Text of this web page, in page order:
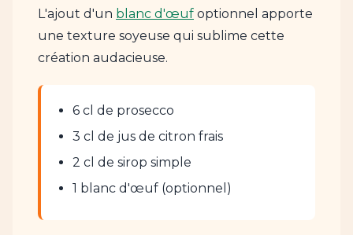
L'ajout d'un blanc d'œuf optionnel apporte
une texture soyeuse qui sublime cette
création audacieuse.
6 cl de prosecco
3 cl de jus de citron frais
2 cl de sirop simple
1 blanc d'œuf (optionnel)